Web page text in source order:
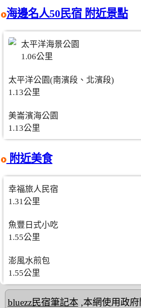
海邊名人50民宿 附近景點
太平洋海景公園
1.06公里
太平洋公園(南濱段、北濱段)
1.13公里
美崙濱海公園
1.13公里
附近美食
幸福旅人民宿
1.31公里
魚豐日式小吃
1.55公里
澎風水煎包
1.55公里
bluezz民宿筆記本,本網使用政府